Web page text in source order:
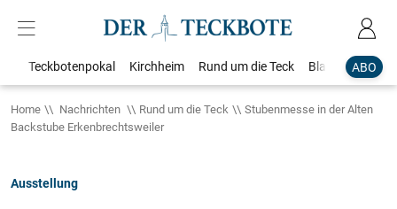
ABO
Teckbotenpokal Kirchheim Rund um die Teck Blaulicht
Home Nachrichten Rund um die Teck
Stubenmesse in der Alten
Backstube Erkenbrechtsweiler
Ausstellung